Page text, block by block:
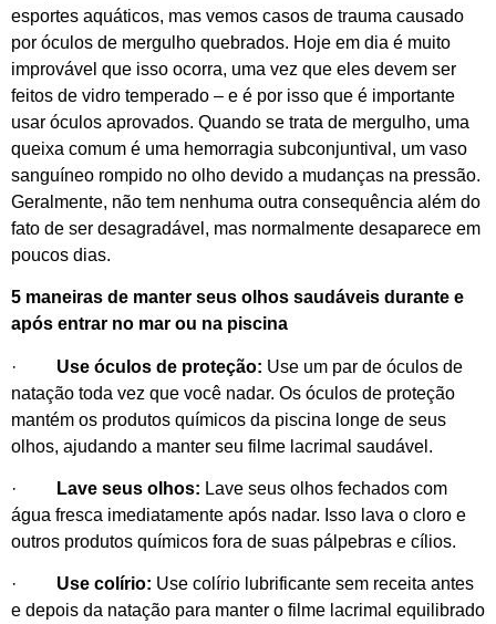
esportes aquáticos, mas vemos casos de trauma causado
por óculos de mergulho quebrados. Hoje em dia é muito
improvável que isso ocorra, uma vez que eles devem ser
feitos de vidro temperado – e é por isso que é importante
usar óculos aprovados. Quando se trata de mergulho, uma
queixa comum é uma hemorragia subconjuntival, um vaso
sanguíneo rompido no olho devido a mudanças na pressão.
Geralmente, não tem nenhuma outra consequência além do
fato de ser desagradável, mas normalmente desaparece em
poucos dias.
5 maneiras de manter seus olhos saudáveis ​​durante e
após entrar no mar ou na piscina
· Use óculos de proteção: Use um par de óculos de
natação toda vez que você nadar. Os óculos de proteção
mantém os produtos químicos da piscina longe de seus
olhos, ajudando a manter seu filme lacrimal saudável.
· Lave seus olhos: Lave seus olhos fechados com
água fresca imediatamente após nadar. Isso lava o cloro e
outros produtos químicos fora de suas pálpebras e cílios.
· Use colírio: Use colírio lubrificante sem receita antes
e depois da natação para manter o filme lacrimal equilibrado